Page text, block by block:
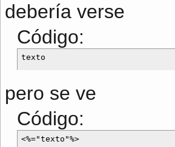
debería verse
Código:
pero se ve
Código: